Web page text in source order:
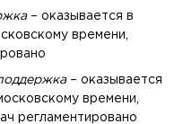
– оказывается в
времени,
– оказывается
времени,
регламентировано